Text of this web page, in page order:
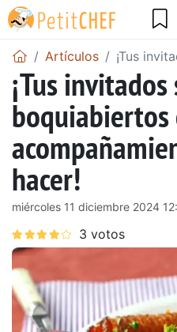
Artículos ¡Tus
¡Tus
boquiabiertos
hacer!
miércoles 11 diciembre 2024